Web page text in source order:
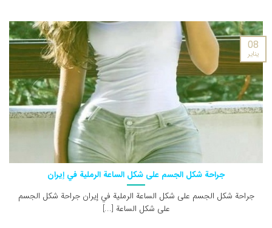
جراحة شكل الجسم على شكل الساعة الرملية في إيران
جراحة شكل الجسم على شكل الساعة الرملية في إيران جراحة شكل الجسم
على شكل الساعة [...]
08
يناير